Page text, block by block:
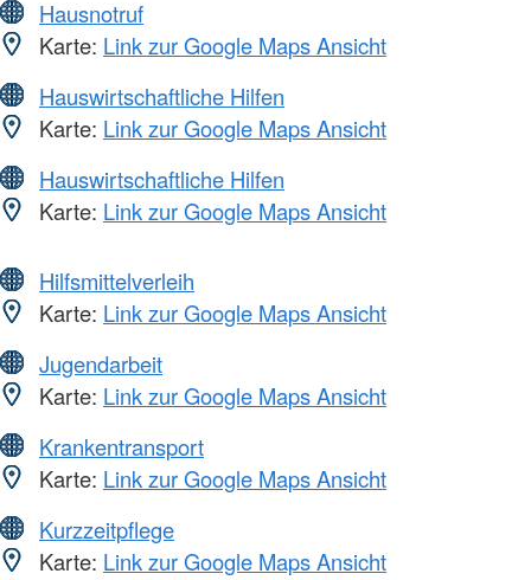
Hausnotruf
Karte: Link zur Google Maps Ansicht
Hauswirtschaftliche Hilfen
Karte: Link zur Google Maps Ansicht
Hauswirtschaftliche Hilfen
Karte: Link zur Google Maps Ansicht
Hilfsmittelverleih
Karte: Link zur Google Maps Ansicht
Jugendarbeit
Karte: Link zur Google Maps Ansicht
Krankentransport
Karte: Link zur Google Maps Ansicht
Kurzzeitpflege
Karte: Link zur Google Maps Ansicht